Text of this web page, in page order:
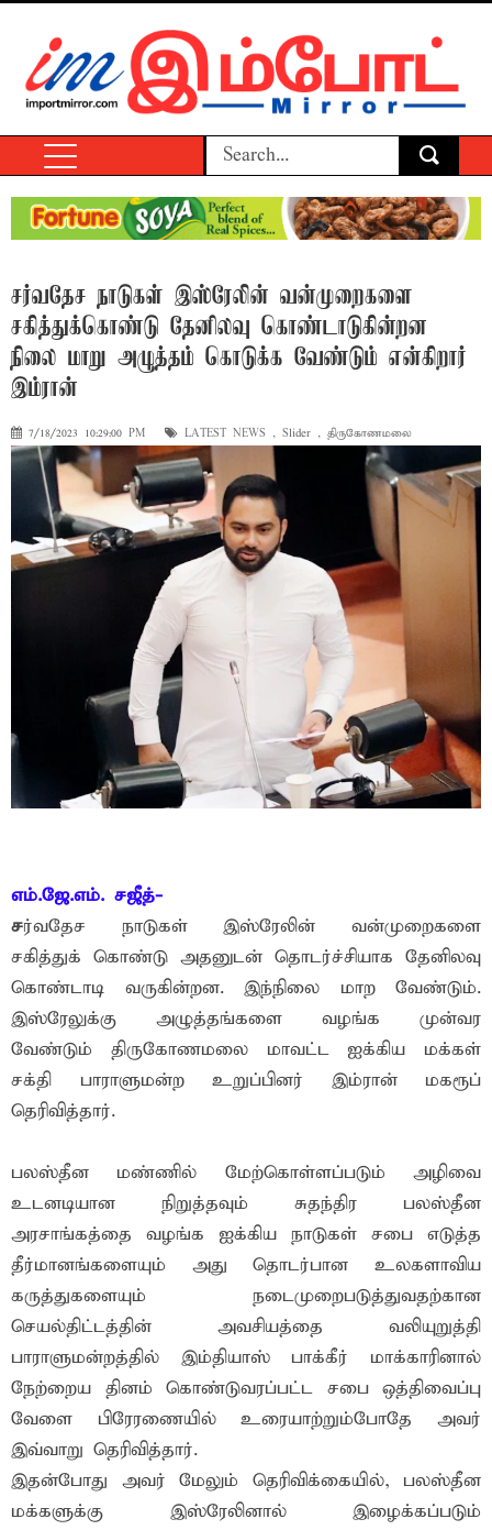
சர்வதேச நாடுகள் இஸ்ரேலின் வன்முறைகளை
சகித்துக்கொண்டு தேனிலவு கொண்டாடுகின்றன
நிலை மாறு அழுத்தம் கொடுக்க வேண்டும் என்கிறார்
இம்ரான்
7/18/2023 10:29:00 PM LATEST NEWS , Slider , திருகோணமலை
எம்.ஜே.எம். சஜீத்-
சர்வதேச நாடுகள் இஸ்ரேலின் வன்முறைகளை
சகித்துக் கொண்டு அதனுடன் தொடர்ச்சியாக தேனிலவு
கொண்டாடி வருகின்றன. இந்நிலை மாற வேண்டும்.
இஸ்ரேலுக்கு அழுத்தங்களை வழங்க முன்வர
வேண்டும் திருகோணமலை மாவட்ட ஐக்கிய மக்கள்
சக்தி பாராளுமன்ற உறுப்பினர் இம்ரான் மகரூப்
தெரிவித்தார்.
பலஸ்தீன மண்ணில் மேற்கொள்ளப்படும் அழிவை
உடனடியான நிறுத்தவும் சுதந்திர பலஸ்தீன
அரசாங்கத்தை வழங்க ஐக்கிய நாடுகள் சபை எடுத்த
தீர்மானங்களையும் அது தொடர்பான உலகளாவிய
கருத்துகளையும் நடைமுறைபடுத்துவதற்கான
செயல்திட்டத்தின் அவசியத்தை வலியுறுத்தி
பாராளுமன்றத்தில் இம்தியாஸ் பாக்கீர் மாக்காரினால்
நேற்றைய தினம் கொண்டுவரப்பட்ட சபை ஒத்திவைப்பு
வேளை பிரேரணையில் உரையாற்றும்போதே அவர்
இவ்வாறு தெரிவித்தார்.
இதன்போது அவர் மேலும் தெரிவிக்கையில், பலஸ்தீன
மக்களுக்கு இஸ்ரேலினால் இழைக்கப்படும்